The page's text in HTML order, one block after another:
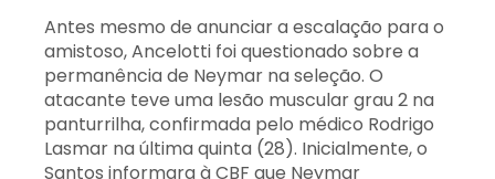
Antes mesmo de anunciar a escalação para o
amistoso, Ancelotti foi questionado sobre a
permanência de Neymar na seleção. O
atacante teve uma lesão muscular grau 2 na
panturrilha, confirmada pelo médico Rodrigo
Lasmar na última quinta (28). Inicialmente, o
Santos informara à CBF que Neymar